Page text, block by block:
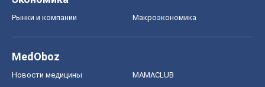
Рынки и компании Mакроэкономика
MedOboz
Новости медицины MAMACLUB